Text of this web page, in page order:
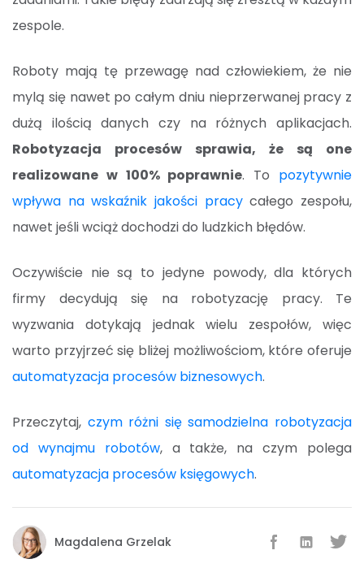
zespole.
Roboty mają tę przewagę nad człowiekiem, że nie
mylą się nawet po całym dniu nieprzerwanej pracy z
dużą ilością danych czy na różnych aplikacjach.
Robotyzacja procesów sprawia, że są one
realizowane w 100% poprawnie. To pozytywnie
wpływa na wskaźnik jakości pracycałego zespołu,
nawet jeśli wciąż dochodzi do ludzkich błędów.
Oczywiście nie są to jedyne powody, dla których
firmy decydują się na robotyzację pracy. Te
wyzwania dotykają jednak wielu zespołów, więc
warto przyjrzeć się bliżej możliwościom, które oferuje
automatyzacja procesów biznesowych.
Przeczytaj, czym różni się samodzielna robotyzacja
od wynajmu robotów, a także, na czym polega
automatyzacja procesów księgowych.
Magdalena Grzelak